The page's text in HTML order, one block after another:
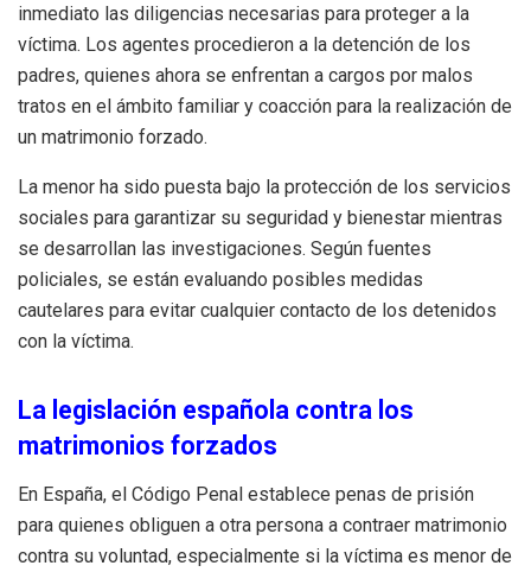
inmediato las diligencias necesarias para proteger a la
víctima. Los agentes procedieron a la detención de los
padres, quienes ahora se enfrentan a cargos por malos
tratos en el ámbito familiar y coacción para la realización de
un matrimonio forzado.
La menor ha sido puesta bajo la protección de los servicios
sociales para garantizar su seguridad y bienestar mientras
se desarrollan las investigaciones. Según fuentes
policiales, se están evaluando posibles medidas
cautelares para evitar cualquier contacto de los detenidos
con la víctima.
La legislación española contra los
matrimonios forzados
En España, el Código Penal establece penas de prisión
para quienes obliguen a otra persona a contraer matrimonio
contra su voluntad, especialmente si la víctima es menor de